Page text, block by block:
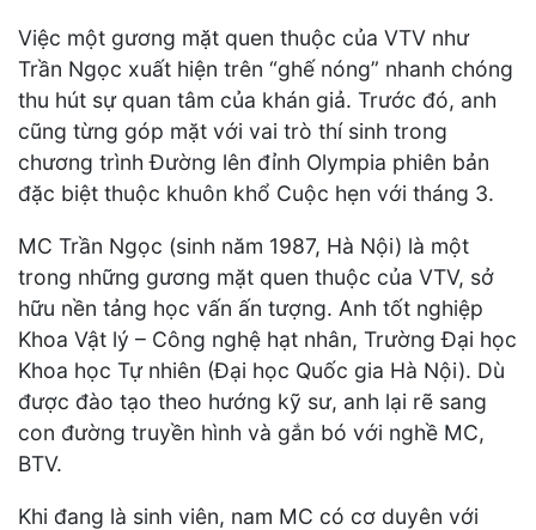
Việc một gương mặt quen thuộc của VTV như
Trần Ngọc xuất hiện trên “ghế nóng” nhanh chóng
thu hút sự quan tâm của khán giả. Trước đó, anh
cũng từng góp mặt với vai trò thí sinh trong
chương trình Đường lên đỉnh Olympia phiên bản
đặc biệt thuộc khuôn khổ Cuộc hẹn với tháng 3.
MC Trần Ngọc (sinh năm 1987, Hà Nội) là một
trong những gương mặt quen thuộc của VTV, sở
hữu nền tảng học vấn ấn tượng. Anh tốt nghiệp
Khoa Vật lý – Công nghệ hạt nhân, Trường Đại học
Khoa học Tự nhiên (Đại học Quốc gia Hà Nội). Dù
được đào tạo theo hướng kỹ sư, anh lại rẽ sang
con đường truyền hình và gắn bó với nghề MC,
BTV.
Khi đang là sinh viên, nam MC có cơ duyên với